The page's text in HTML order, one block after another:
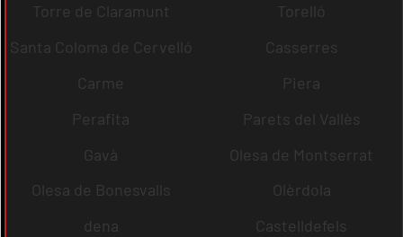
Torre de Claramunt
Torelló
Santa Coloma de Cervelló
Casserres
Carme
Piera
Perafita
Parets del Vallès
Gavà
Olesa de Montserrat
Olesa de Bonesvalls
Olèrdola
dena
Castelldefels